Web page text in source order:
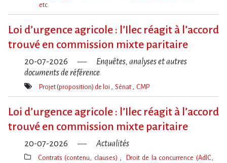
Mot(s)-
etc.
Loi d​‌’urgence agricole : l​‌’Ilec réagit à l​‌’accord
trouvé en commission mixte paritaire
20-07-2026
Enquêtes, analyses et autres
documents de référence
Mot(s)-
Projet (proposition) de loi Sénat CMP
Loi d​‌’urgence agricole : l​‌’Ilec réagit à l​‌’accord
trouvé en commission mixte paritaire
20-07-2026 Actualités
Contrats (contenu, clauses)
Droit de la concurrence (AdlC,